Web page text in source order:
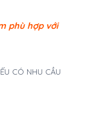
phù hợp với
CÓ NHU CẦU